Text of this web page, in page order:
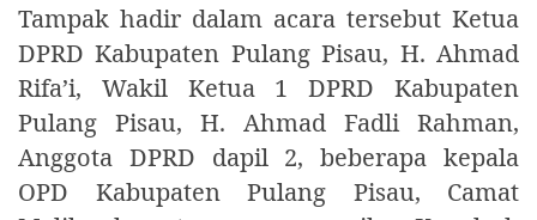
Tampak hadir dalam acara tersebut Ketua
DPRD Kabupaten Pulang Pisau, H. Ahmad
Rifa’i, Wakil Ketua 1 DPRD Kabupaten
Pulang Pisau, H. Ahmad Fadli Rahman,
Anggota DPRD dapil 2, beberapa kepala
OPD Kabupaten Pulang Pisau, Camat